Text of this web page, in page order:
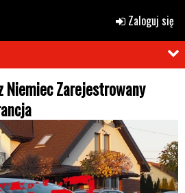
Zaloguj się
Niemiec Zarejestrowany